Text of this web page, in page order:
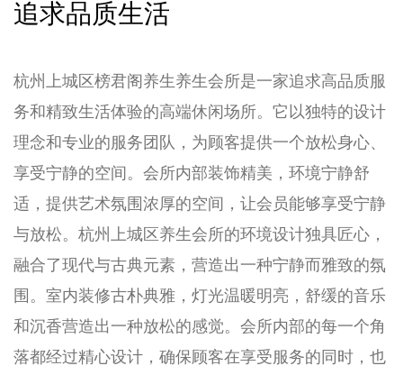
追求品质生活
杭州上城区榜君阁养生养生会所是一家追求高品质服
务和精致生活体验的高端休闲场所。它以独特的设计
理念和专业的服务团队，为顾客提供一个放松身心、
享受宁静的空间。会所内部装饰精美，环境宁静舒
适，提供艺术氛围浓厚的空间，让会员能够享受宁静
与放松。杭州上城区养生会所的环境设计独具匠心，
融合了现代与古典元素，营造出一种宁静而雅致的氛
围。室内装修古朴典雅，灯光温暖明亮，舒缓的音乐
和沉香营造出一种放松的感觉。会所内部的每一个角
落都经过精心设计，确保顾客在享受服务的同时，也